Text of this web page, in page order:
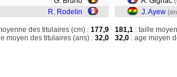
R. Rodelin
des titulaires (cm) : 177,9
moyen des titulaires (ans) : 32,0
J. Ayew
181,1 : taille
32,0 : age moyen